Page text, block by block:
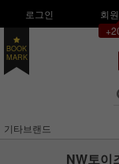
로그인
회
BOOK
MARK
기타브랜드
NW토이